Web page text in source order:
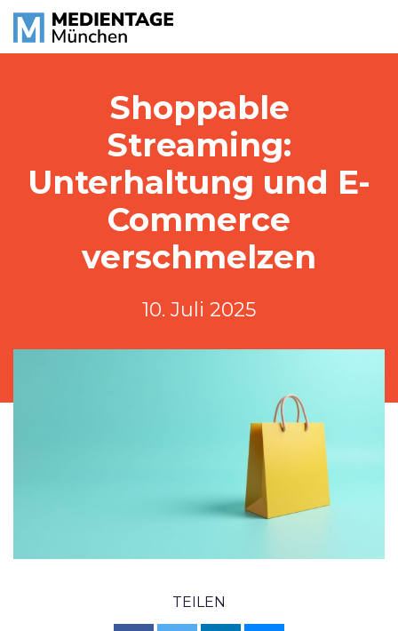
Shoppable
Streaming:
Unterhaltung und E-
Commerce
verschmelzen
10. Juli 2025
TEILEN